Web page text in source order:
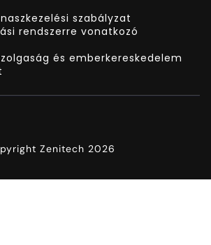
szabályzat
rendszerre vonatkozó
és emberkereskedelem
Zenitech 2026